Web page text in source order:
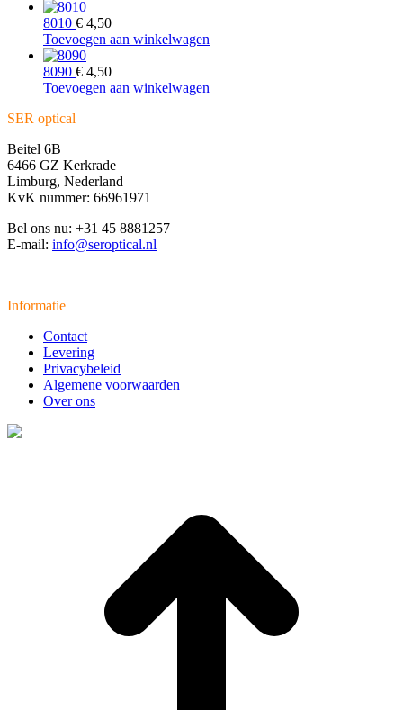
8010 € 4,50
Toevoegen aan winkelwagen
8090 € 4,50
Toevoegen aan winkelwagen
SER optical
Beitel 6B
6466 GZ Kerkrade
Limburg, Nederland
KvK nummer: 66961971
Bel ons nu: +31 45 8881257
E-mail: info@seroptical.nl
Informatie
Contact
Levering
Privacybeleid
Algemene voorwaarden
Over ons